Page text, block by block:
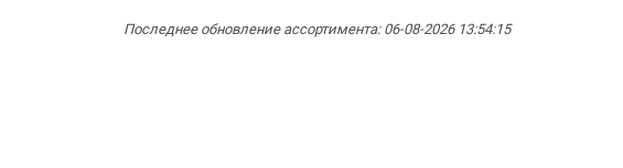
Последнее обновление ассортимента: 06-08-2026 13:54:15